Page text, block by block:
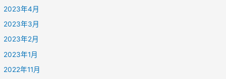
2023年4月
2023年3月
2023年2月
2023年1月
2022年11月